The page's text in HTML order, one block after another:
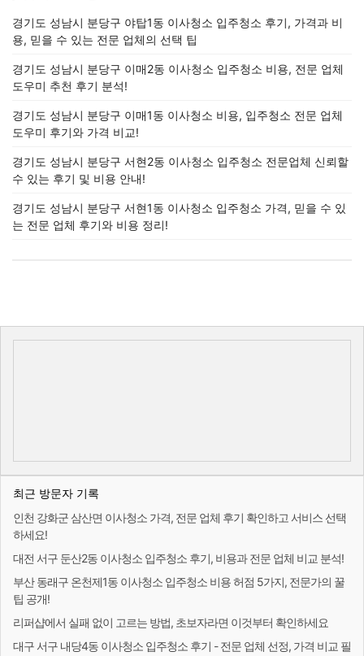
경기도 성남시 분당구 야탑1동 이사청소 입주청소 후기, 가격과 비
용, 믿을 수 있는 전문 업체의 선택 팁
경기도 성남시 분당구 이매2동 이사청소 입주청소 비용, 전문 업체
도우미 추천 후기 분석!
경기도 성남시 분당구 이매1동 이사청소 비용, 입주청소 전문 업체
도우미 후기와 가격 비교!
경기도 성남시 분당구 서현2동 이사청소 입주청소 전문업체 신뢰할
수 있는 후기 및 비용 안내!
경기도 성남시 분당구 서현1동 이사청소 입주청소 가격, 믿을 수 있
는 전문 업체 후기와 비용 정리!
최근 방문자 기록
인천 강화군 삼산면 이사청소 가격, 전문 업체 후기 확인하고 서비스 선택
하세요!
대전 서구 둔산2동 이사청소 입주청소 후기, 비용과 전문 업체 비교 분석!
부산 동래구 온천제1동 이사청소 입주청소 비용 허점 5가지, 전문가의 꿀
팁 공개!
리퍼샵에서 실패 없이 고르는 방법, 초보자라면 이것부터 확인하세요
대구 서구 내당4동 이사청소 입주청소 후기 - 전문 업체 선정, 가격 비교 필